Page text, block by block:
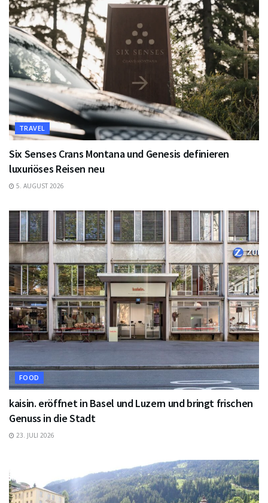
TRAVEL
Six Senses Crans Montana und Genesis definieren
luxuriöses Reisen neu
5. AUGUST 2026
FOOD
kaisin. eröffnet in Basel und Luzern und bringt frischen
Genuss in die Stadt
23. JULI 2026